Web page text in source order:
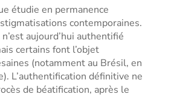
étudie en permanence
contemporaines.
aujourd’hui authentifié
certains font l’objet
(notamment au Brésil, en
L’authentification définitive ne
de béatification, après le